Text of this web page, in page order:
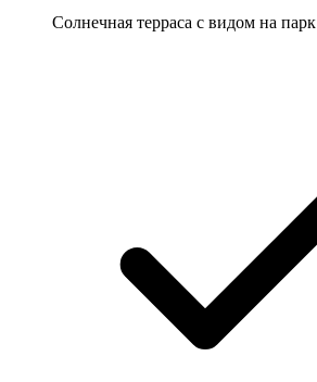
Солнечная терраса с видом на парк